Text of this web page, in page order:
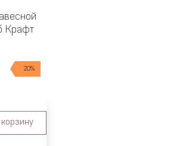
Крафт
20%
корзину